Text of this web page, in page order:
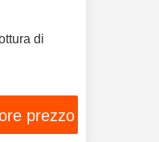
di
prezzo